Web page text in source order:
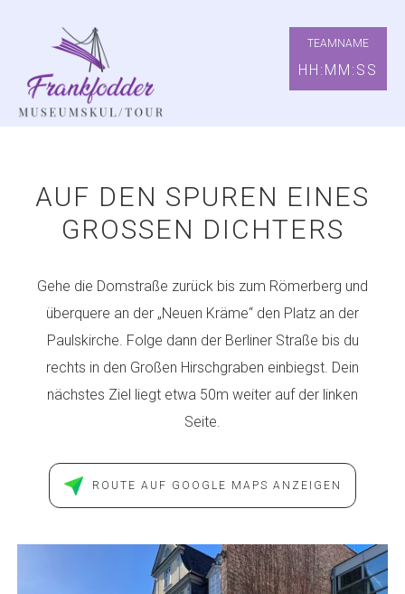
TEAMNAME
HH:MM:SS
AUF DEN SPUREN EINES
GROSSEN DICHTERS
Gehe die Domstraße zurück bis zum Römerberg und
überquere an der „Neuen Kräme“ den Platz an der
Paulskirche. Folge dann der Berliner Straße bis du
rechts in den Großen Hirschgraben einbiegst. Dein
nächstes Ziel liegt etwa 50m weiter auf der linken
Seite.
ROUTE AUF GOOGLE MAPS ANZEIGEN